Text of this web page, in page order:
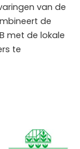
van de
de
met de lokale
te